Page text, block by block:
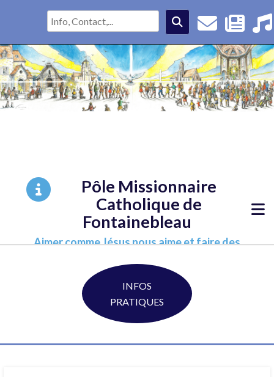
Pôle Missionnaire
Catholique de
Fontainebleau
Aimer comme Jésus nous aime et faire des
INFOS
PRATIQUES